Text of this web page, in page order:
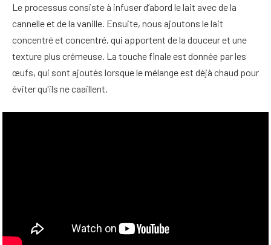
Le processus consiste à infuser d’abord le lait avec de la
cannelle et de la vanille. Ensuite, nous ajoutons le lait
concentré et concentré, qui apportent de la douceur et une
texture plus crémeuse. La touche finale est donnée par les
œufs, qui sont ajoutés lorsque le mélange est déjà chaud pour
éviter qu'ils ne caaillent.